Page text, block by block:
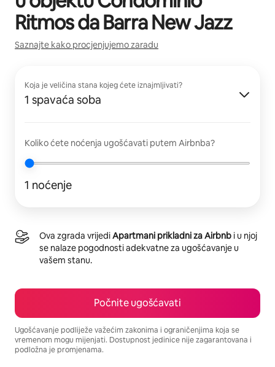
Ritmos da Barra New Jazz
Saznajte kako procjenjujemo zaradu
Koja je veličina stana kojeg ćete iznajmljivati?
1 spavaća soba
Koliko ćete noćenja ugošćavati putem Airbnba?
1 noćenje
Ova zgrada vrijediApartmani prikladni za Airbnb i u njoj
se nalaze pogodnosti adekvatne za ugošćavanje u
vašem stanu.
Počnite ugošćavati
Ugošćavanje podliježe važećim zakonima i ograničenjima koja se
vremenom mogu mijenjati. Dostupnost jedinice nije zagarantovana i
podložna je promjenama.